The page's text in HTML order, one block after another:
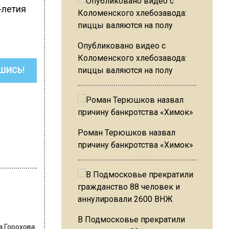
Горохова
Опубликовано видео с
Коломенского хлебозавода:
пиццы валяются на полу
Роман Терюшков назвал
причину банкротства «Химок»
В Подмосковье прекратили